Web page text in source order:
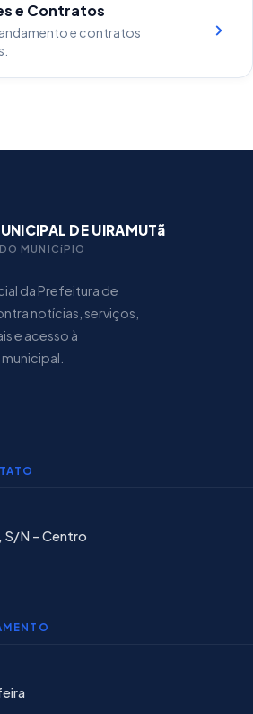
e Contratos
e contratos
DE UIRAMUTã
MUNICíPIO
da Prefeitura de
notícias, serviços,
e acesso à
S/N - Centro